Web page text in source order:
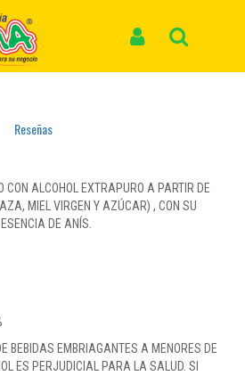
ANTIOQUEÑO SIN AZÚCAR *750ml
SIN AZÚCAR
Reseñas
CON ALCOHOL EXTRAPURO A PARTIR DE
MIEL VIRGEN Y AZÚCAR) , CON SU
DE ANÍS.
BEBIDAS EMBRIAGANTES A MENORES DE
ES PERJUDICIAL PARA LA SALUD. SI